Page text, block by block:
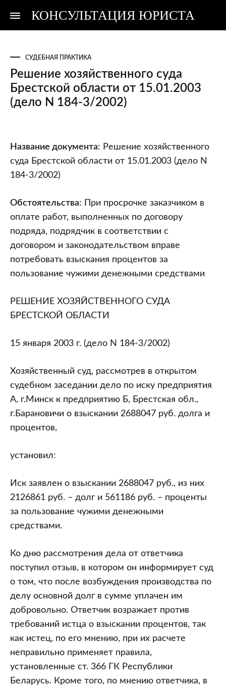
КОНСУЛЬТАЦИЯ ЮРИСТА
Консультация
Консультация
СУДЕБНАЯ ПРАКТИКА
Решение хозяйственного суда
Брестской области от 15.01.2003
(дело N 184-3/2002)
Решение
хозяйственного
суда
области
от
15.01.2003
(дело
N
184-
Название документа: Решение хозяйственного
суда Брестской области от 15.01.2003 (дело N
184-3/2002)
Обстоятельства: При просрочке заказчиком в
оплате работ, выполненных по договору
подряда, подрядчик в соответствии с
договором и законодательством вправе
потребовать взыскания процентов за
пользование чужими денежными средствами
РЕШЕНИЕ ХОЗЯЙСТВЕННОГО СУДА
БРЕСТСКОЙ ОБЛАСТИ
15 января 2003 г. (дело N 184-3/2002)
Хозяйственный суд, рассмотрев в открытом
судебном заседании дело по иску предприятия
А, г.Минск к предприятию Б, Брестская обл.,
г.Барановичи о взыскании 2688047 руб. долга и
процентов,
установил:
Иск заявлен о взыскании 2688047 руб., из них
2126861 руб. – долг и 561186 руб. – проценты
за пользование чужими денежными
средствами.
Ко дню рассмотрения дела от ответчика
поступил отзыв, в котором он информирует суд
о том, что после возбуждения производства по
делу основной долг в сумме уплачен им
добровольно. Ответчик возражает против
требований истца о взыскании процентов, так
как истец, по его мнению, при их расчете
неправильно применяет правила,
установленные ст. 366 ГК Республики
Беларусь. Кроме того, по мнению ответчика, в